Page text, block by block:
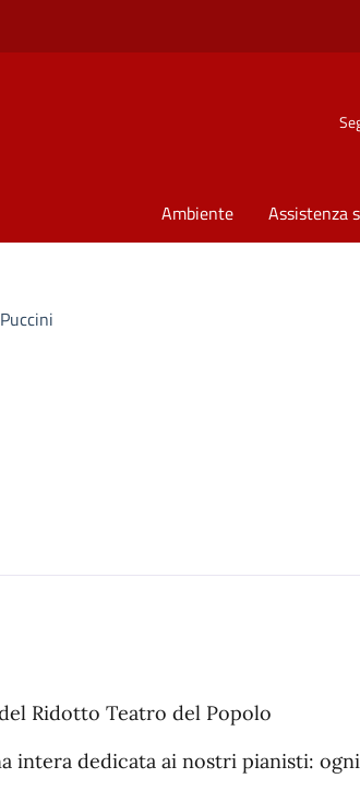
Ambiente Assistenza
Ridotto Teatro del Popolo
intera dedicata ai nostri pianisti: